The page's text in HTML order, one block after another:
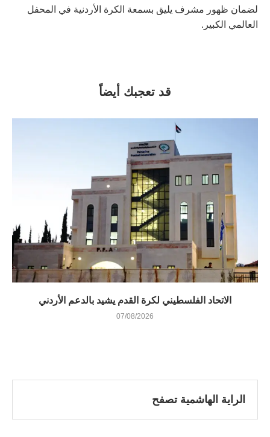
لضمان ظهور مشرف يليق بسمعة الكرة الأردنية في المحفل
العالمي الكبير.
قد تعجبك أيضاً
الاتحاد الفلسطيني لكرة القدم يشيد بالدعم الأردني
07/08/2026
الراية الهاشمية تصفح